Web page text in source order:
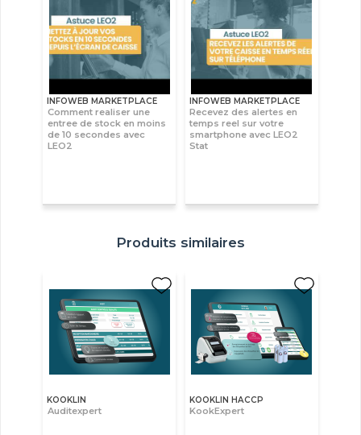
INFOWEB MARKETPLACE
Comment realiser une
entree de stock en moins
de 10 secondes avec
LEO2
INFOWEB MARKETPLACE
Recevez des alertes en
temps reel sur votre
smartphone avec LEO2
Stat
Produits similaires
KOOKLIN
Auditexpert
KOOKLIN HACCP
KookExpert